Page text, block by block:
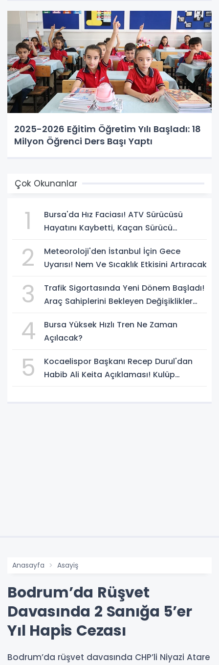
2025-2026 Eğitim Öğretim Yılı Başladı: 18
Milyon Öğrenci Ders Başı Yaptı
Çok Okunanlar
1
Bursa'da Hız Faciası! ATV Sürücüsü
Hayatını Kaybetti, Kaçan Sürücü
2
Meteoroloji'den İstanbul İçin Gece
Uyarısı! Nem Ve Sıcaklık Etkisini Artıracak
3
Trafik Sigortasında Yeni Dönem Başladı!
Araç Sahiplerini Bekleyen Değişiklikler
4
Bursa Yüksek Hızlı Tren Ne Zaman
Açılacak?
5
Kocaelispor Başkanı Recep Durul'dan
Habib Ali Keita Açıklaması! Kulüp
Anasayfa Asayiş
Bodrum’da Rüşvet
Davasında 2 Sanığa 5’er
Yıl Hapis Cezası
Bodrum’da rüşvet davasında CHP’li Niyazi Atare